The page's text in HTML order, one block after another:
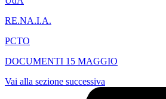
RE.NA.I.A.
PCTO
DOCUMENTI 15 MAGGIO
Vai alla sezione successiva